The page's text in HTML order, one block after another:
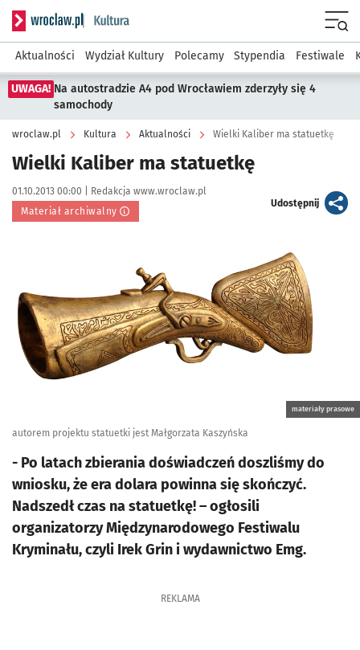
Serwis informacyjny wroclaw.pl podserwis: Kultura
Aktualności Wydział Kultury Polecamy Stypendia Festiwale
UWAGA! Na autostradzie A4 pod Wrocławiem zderzyły się 4
samochody
wroclaw.pl Kultura Aktualności Wielki Kaliber ma statuetkę
Wielki Kaliber ma statuetkę
Data publikacji:
01.10.2013 00:00 | Autor:
Redakcja www.wroclaw.pl
Materiał archiwalny
Udostępnijartykuł
materiały prasowe
autorem projektu statuetki jest Małgorzata Kaszyńska
- Po latach zbierania doświadczeń doszliśmy do
wniosku, że era dolara powinna się skończyć.
Nadszedł czas na statuetkę! – ogłosili
organizatorzy Międzynarodowego Festiwalu
Kryminału, czyli Irek Grin i wydawnictwo Emg.
REKLAMA